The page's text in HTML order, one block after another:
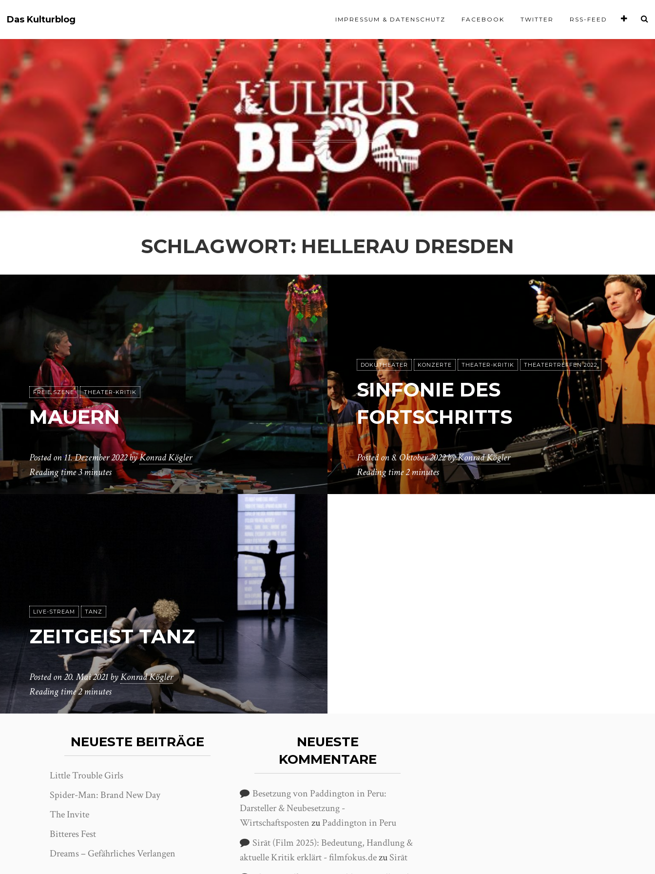
Das Kulturblog IMPRESSUM & DATENSCHUTZ FACEBOOK TWITTER RSS-FEED
SCHLAGWORT: HELLERAU DRESDEN
FREIE SZENE THEATER-KRITIK
MAUERN
Posted on11. Dezember 2022byKonrad Kögler
Reading time3 minutes
DOKUTHEATER KONZERTE THEATER-KRITIK THEATERTREFFEN 2022
SINFONIE DES
FORTSCHRITTS
Posted on8. Oktober 2022byKonrad Kögler
Reading time2 minutes
LIVE-STREAM TANZ
ZEITGEIST TANZ
Posted on20. Mai 2021byKonrad Kögler
Reading time2 minutes
NEUESTE BEITRÄGE
Little Trouble Girls
Spider-Man: Brand New Day
The Invite
Bitteres Fest
Dreams – Gefährliches Verlangen
NEUESTE
KOMMENTARE
Besetzung von Paddington in Peru:
Darsteller & Neubesetzung -
WirtschaftspostenzuPaddington in Peru
Sirāt (Film 2025): Bedeutung, Handlung &
aktuelle Kritik erklärt - filmfokus.dezuSirāt